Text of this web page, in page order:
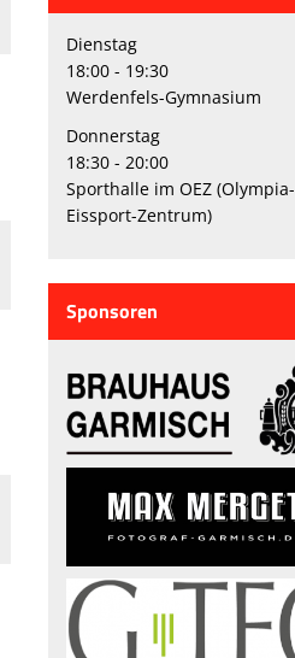
Dienstag
18:00 - 19:30
Werdenfels-Gymnasium
Donnerstag
18:30 - 20:00
Sporthalle im OEZ (Olympia-
Eissport-Zentrum)
Sponsoren